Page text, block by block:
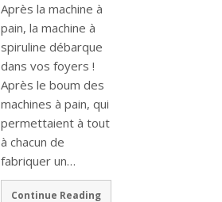
Après la machine à
pain, la machine à
spiruline débarque
dans vos foyers !
Après le boum des
machines à pain, qui
permettaient à tout
à chacun de
fabriquer un…
Continue Reading